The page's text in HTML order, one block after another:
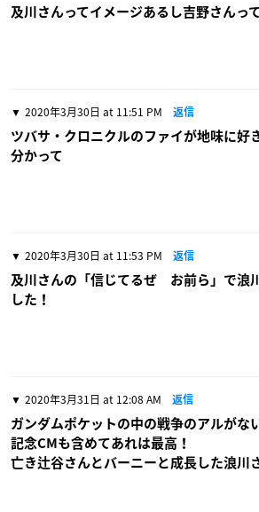
及川さんってイメージあるし吉野さんっ
2020年3月30日 at 11:51 PM 返信
ツバサ・クロニクルのファイが地味に好
分かって
2020年3月30日 at 11:53 PM 返信
及川さんの「信じてるぜ お前ら」で浪
した！
2020年3月31日 at 12:08 AM 返信
ガンダムポケットの中の戦争のアルがな
記念CMも含めてあれは最高！
亡き辻谷さんとバーニーと成長した浪川